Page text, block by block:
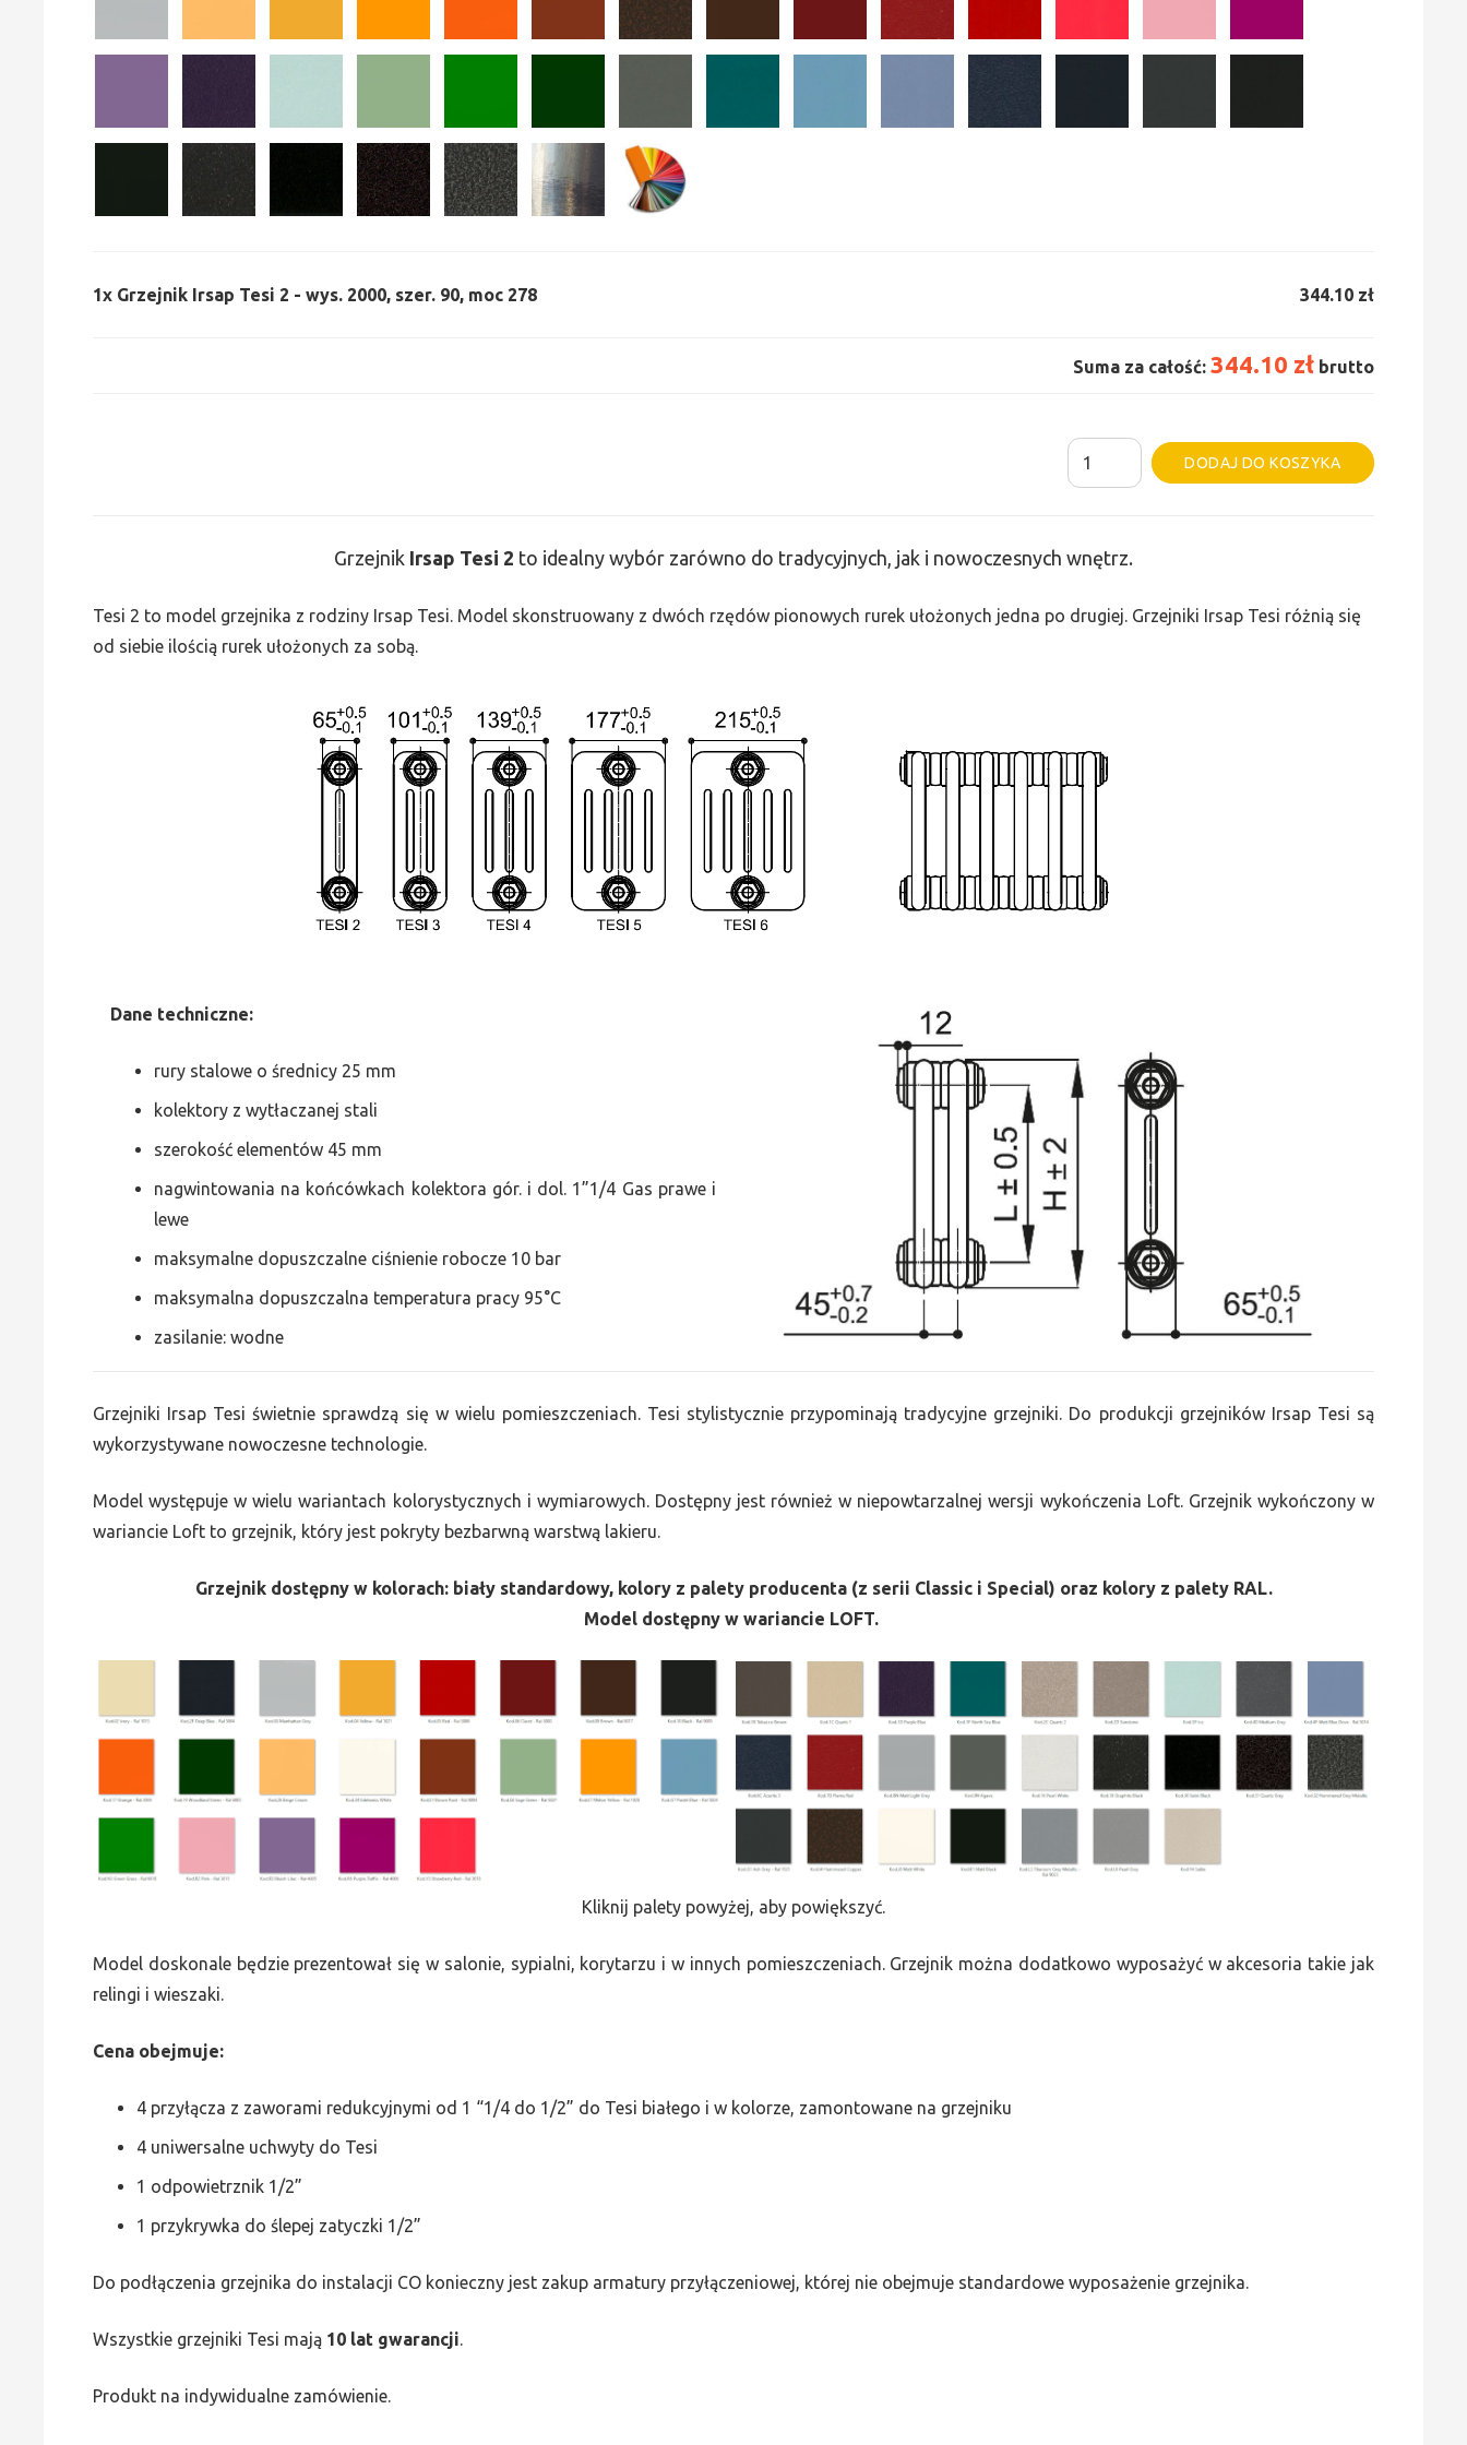
1x Grzejnik Irsap Tesi 2 - wys. 2000, szer. 90, moc 278 344.10 zł
Suma za całość: 344.10 zł brutto
ilość
Grzejnik
moc
278
DODAJ DO KOSZYKA
Alternative:
Grzejnik Irsap Tesi 2 to idealny wybór zarówno do tradycyjnych, jak i nowoczesnych wnętrz.
Tesi 2 to model grzejnika z rodziny Irsap Tesi. Model skonstruowany z dwóch rzędów pionowych rurek ułożonych jedna po drugiej. Grzejniki Irsap Tesi różnią się
od siebie ilością rurek ułożonych za sobą.
Dane techniczne:
rury stalowe o średnicy 25 mm
kolektory z wytłaczanej stali
szerokość elementów 45 mm
nagwintowania na końcówkach kolektora gór. i dol. 1”1/4 Gas prawe i
lewe
maksymalne dopuszczalne ciśnienie robocze 10 bar
maksymalna dopuszczalna temperatura pracy 95°C
zasilanie: wodne
Grzejniki Irsap Tesi świetnie sprawdzą się w wielu pomieszczeniach. Tesi stylistycznie przypominają tradycyjne grzejniki. Do produkcji grzejników Irsap Tesi są
wykorzystywane nowoczesne technologie.
Model występuje w wielu wariantach kolorystycznych i wymiarowych. Dostępny jest również w niepowtarzalnej wersji wykończenia Loft. Grzejnik wykończony w
wariancie Loft to grzejnik, który jest pokryty bezbarwną warstwą lakieru.
Grzejnik dostępny w kolorach: biały standardowy, kolory z palety producenta (z serii Classic i Special) oraz kolory z palety RAL.
Model dostępny w wariancie LOFT.
Kliknij palety powyżej, aby powiększyć.
Model doskonale będzie prezentował się w salonie, sypialni, korytarzu i w innych pomieszczeniach. Grzejnik można dodatkowo wyposażyć w akcesoria takie jak
relingi i wieszaki.
Cena obejmuje:
4 przyłącza z zaworami redukcyjnymi od 1 “1/4 do 1/2” do Tesi białego i w kolorze, zamontowane na grzejniku
4 uniwersalne uchwyty do Tesi
1 odpowietrznik 1/2”
1 przykrywka do ślepej zatyczki 1/2”
Do podłączenia grzejnika do instalacji CO konieczny jest zakup armatury przyłączeniowej, której nie obejmuje standardowe wyposażenie grzejnika.
Wszystkie grzejniki Tesi mają 10 lat gwarancji.
Produkt na indywidualne zamówienie.